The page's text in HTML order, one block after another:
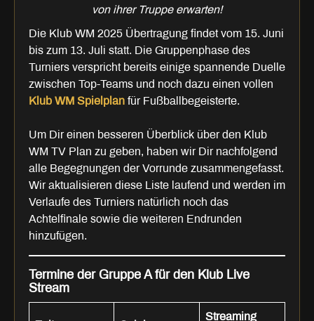
von ihrer Truppe erwarten!
Die Klub WM 2025 Übertragung findet vom 15. Juni
bis zum 13. Juli statt. Die Gruppenphase des
Turniers verspricht bereits einige spannende Duelle
zwischen Top-Teams und noch dazu einen vollen
Klub WM Spielplan für Fußballbegeisterte.
Um Dir einen besseren Überblick über den Klub
WM TV Plan zu geben, haben wir Dir nachfolgend
alle Begegnungen der Vorrunde zusammengefasst.
Wir aktualisieren diese Liste laufend und werden im
Verlaufe des Turniers natürlich noch das
Achtelfinale sowie die weiteren Endrunden
hinzufügen.
Termine der Gruppe A für den Klub Live
Stream
Streaming